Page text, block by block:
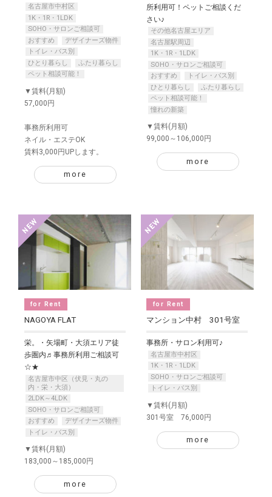
名古屋市中村区
1K・1R・1LDK
SOHO・サロンご相談可
おすすめ
デザイナーズ物件
トイレ・バス別
ひとり暮らし
ふたり暮らし
ペット相談可能！
▼賃料(月額)
57,000円
事務所利用可
ネイル・エステOK
賃料3,000円UPします。
more
所利用可！ペットご相談くだ
さい♪
その他名古屋エリア
名古屋駅周辺
1K・1R・1LDK
SOHO・サロンご相談可
おすすめ
トイレ・バス別
ひとり暮らし
ふたり暮らし
ペット相談可能！
憧れの新築
▼賃料(月額)
99,000～106,000円
more
for Rent
NAGOYA FLAT
栄。・矢場町・大須エリア徒
歩圏内♬事務所利用ご相談可
☆★
名古屋市中区（伏見・丸の
内・栄・大須）
2LDK～4LDK
SOHO・サロンご相談可
おすすめ
デザイナーズ物件
トイレ・バス別
▼賃料(月額)
183,000～185,000円
more
for Rent
マンション中村 301号室
事務所・サロン利用可♪
名古屋市中村区
1K・1R・1LDK
SOHO・サロンご相談可
トイレ・バス別
▼賃料(月額)
301号室 76,000円
more